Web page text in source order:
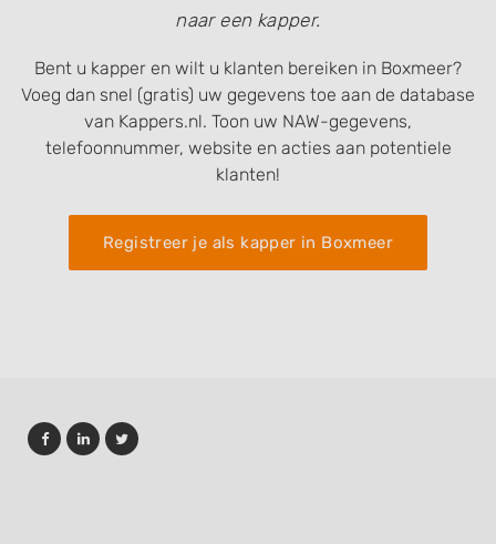
naar een kapper.
Bent u kapper en wilt u klanten bereiken in Boxmeer?
Voeg dan snel (gratis) uw gegevens toe aan de database
van Kappers.nl. Toon uw NAW-gegevens,
telefoonnummer, website en acties aan potentiele
klanten!
Registreer je als kapper in Boxmeer